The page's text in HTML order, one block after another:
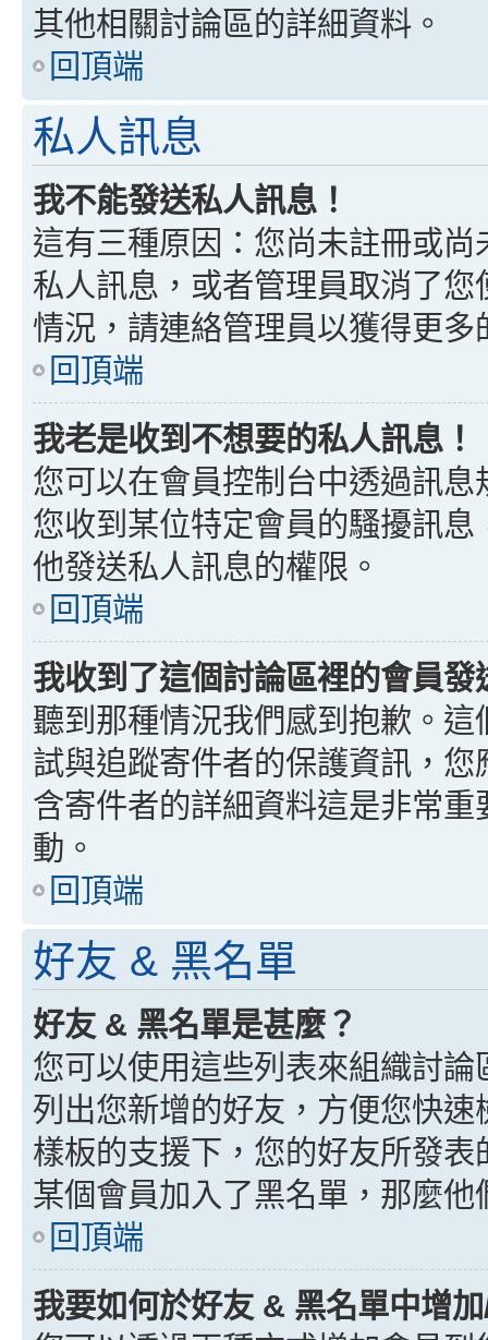
其他相關討論區的詳細資料。
回頂端
私人訊息
我不能發送私人訊息！
這有三種原因：您尚未註冊或
私人訊息，或者管理員取消了
情況，請連絡管理員以獲得更多
回頂端
我老是收到不想要的私人訊息！
您可以在會員控制台中透過訊
您收到某位特定會員的騷擾訊
他發送私人訊息的權限。
回頂端
我收到了這個討論區裡的會員
聽到那種情況我們感到抱歉。
試與追蹤寄件者的保護資訊，
含寄件者的詳細資料這是非常
動。
回頂端
好友 & 黑名單
好友 & 黑名單是甚麼？
您可以使用這些列表來組織討
列出您新增的好友，方便您快
樣板的支援下，您的好友所發
某個會員加入了黑名單，那麼
回頂端
我要如何於好友 & 黑名單中增